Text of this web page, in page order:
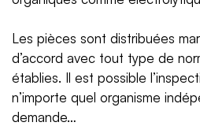
Les pièces sont distribuées
d’accord avec tout type de
établies. Il est possible
n’importe quel organisme
demande…